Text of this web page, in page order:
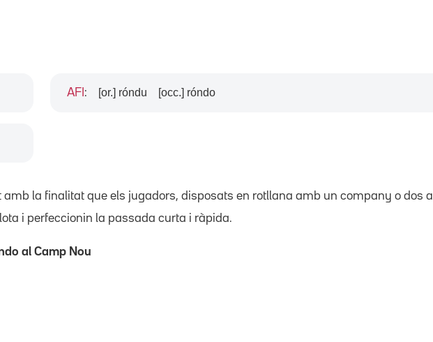
AFI : [or.] róndu [occ.] róndo
amb la finalitat que els jugadors, disposats en rotllana amb un company o dos al
i perfeccionin la passada curta i ràpida.
al Camp Nou